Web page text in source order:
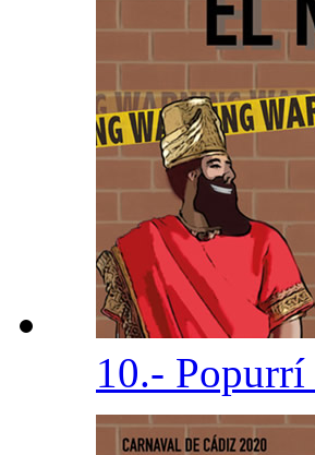
10.- Popurrí